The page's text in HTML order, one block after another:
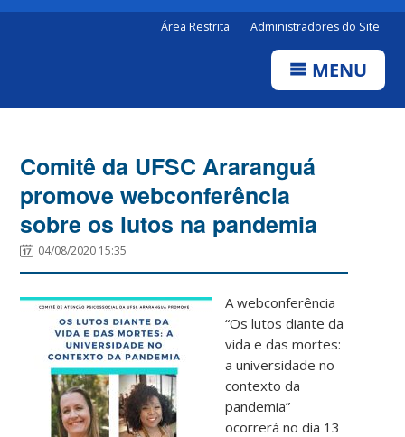
Área Restrita Administradores do Site
MENU
Comitê da UFSC Araranguá
promove webconferência
sobre os lutos na pandemia
04/08/2020 15:35
A webconferência
“Os lutos diante da
vida e das mortes:
a universidade no
contexto da
pandemia”
ocorrerá no dia 13